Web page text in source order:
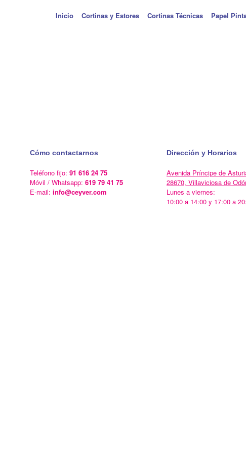
Inicio Cortinas y Estores Cortinas Técnicas Papel
Cómo contactarnos
Teléfono fijo: 91 616 24 75
Móvil / Whatsapp: 619 79 41 75
E-mail: info@ceyver.com
Dirección y Horarios
Avenida Príncipe de
28670, Villaviciosa de
Lunes a viernes:
10:00 a 14:00 y 17:00 a